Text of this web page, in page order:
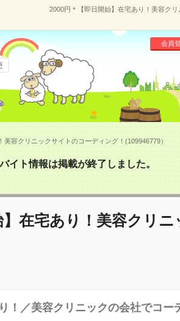
2000円＊【即日開始】在宅あり！美容ク
会員
美容クリニックサイトのコーディング！(109946779）
イト情報は掲載が終了しました。
在宅あり！美容クリニ
！／美容クリニックの会社でコー